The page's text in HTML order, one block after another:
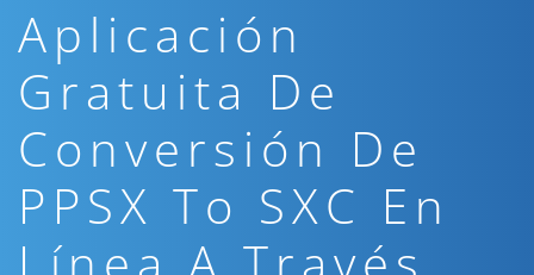
Aplicación
Gratuita De
Conversión De
PPSX To SXC En